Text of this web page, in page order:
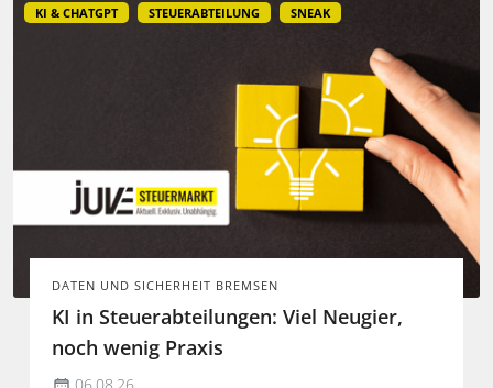
KI & CHATGPT STEUERABTEILUNG SNEAK
DATEN UND SICHERHEIT BREMSEN
KI in Steuerabteilungen: Viel Neugier,
noch wenig Praxis